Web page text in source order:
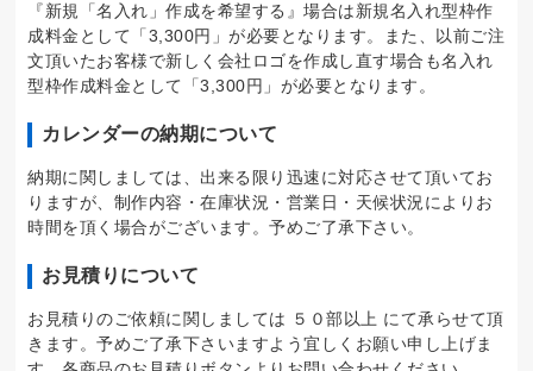
『新規「名入れ」作成を希望する』場合は新規名入れ型枠作
成料金として「3,300円」が必要となります。また、以前ご注
文頂いたお客様で新しく会社ロゴを作成し直す場合も名入れ
型枠作成料金として「3,300円」が必要となります。
カレンダーの納期について
納期に関しましては、出来る限り迅速に対応させて頂いてお
りますが、制作内容・在庫状況・営業日・天候状況によりお
時間を頂く場合がございます。予めご了承下さい。
お見積りについて
お見積りのご依頼に関しましては ５０部以上 にて承らせて頂
きます。予めご了承下さいますよう宜しくお願い申し上げま